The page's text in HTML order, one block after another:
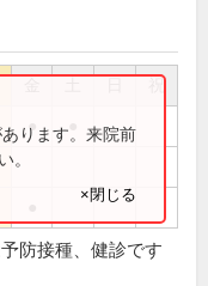
祝
●
ります。来院前
。
×閉じる
防接種、健診です